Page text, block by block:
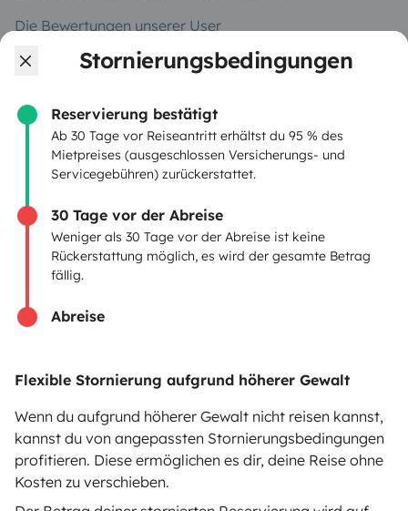
Stornierungsbedingungen
Reservierung bestätigt
Ab 30 Tage vor Reiseantritt erhältst du 95 % des
Mietpreises (ausgeschlossen Versicherungs- und
Servicegebühren) zurückerstattet.
30 Tage vor der Abreise
Weniger als 30 Tage vor der Abreise ist keine
Rückerstattung möglich, es wird der gesamte Betrag
fällig.
Abreise
Flexible Stornierung aufgrund höherer Gewalt
Wenn du aufgrund höherer Gewalt nicht reisen kannst,
kannst du von angepassten Stornierungsbedingungen
profitieren. Diese ermöglichen es dir, deine Reise ohne
Kosten zu verschieben.
Die Bewertungen unserer User
Hilfe für Mieter
VERMIETER
Wohnmobil vermieten
Mietvertrag
Mietversicherung
Mietpannenhilfe
Hilfe für Vermieter
Sichere ZahlungsweisenRatenzahlung
Herunterladen im